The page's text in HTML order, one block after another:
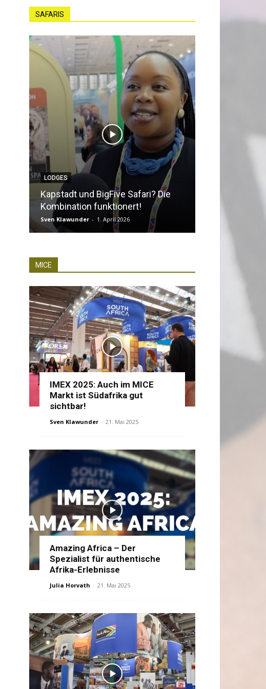
SAFARIS
LODGES
Kapstadt und BigFive Safari? Die
Kombination funktionert!
Sven Klawunder - 1. April 2026
MICE
IMEX 2025: Auch im MICE
Markt ist Südafrika gut
sichtbar!
Sven Klawunder - 21. Mai 2025
Amazing Africa – Der
Spezialist für authentische
Afrika-Erlebnisse
Julia Horvath - 21. Mai 2025